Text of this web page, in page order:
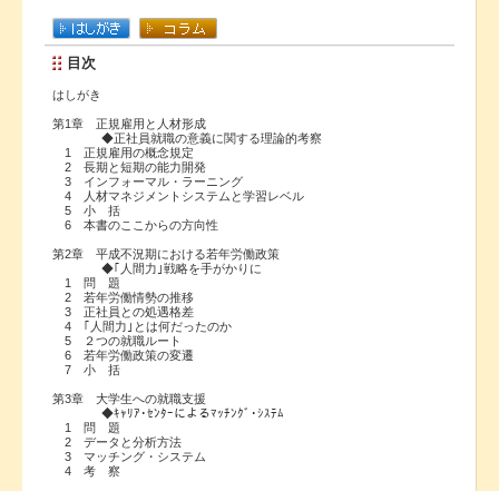
目次
はしがき
第1章 正規雇用と人材形成
◆正社員就職の意義に関する理論的考察
1 正規雇用の概念規定
2 長期と短期の能力開発
3 インフォーマル・ラーニング
4 人材マネジメントシステムと学習レベル
5 小 括
6 本書のここからの方向性
第2章 平成不況期における若年労働政策
◆｢人間力｣戦略を手がかりに
1 問 題
2 若年労働情勢の推移
3 正社員との処遇格差
4 ｢人間力｣とは何だったのか
5 ２つの就職ルート
6 若年労働政策の変遷
7 小 括
第3章 大学生への就職支援
◆ｷｬﾘｱ･ｾﾝﾀｰによるﾏｯﾁﾝｸﾞ･ｼｽﾃﾑ
1 問 題
2 データと分析方法
3 マッチング・システム
4 考 察